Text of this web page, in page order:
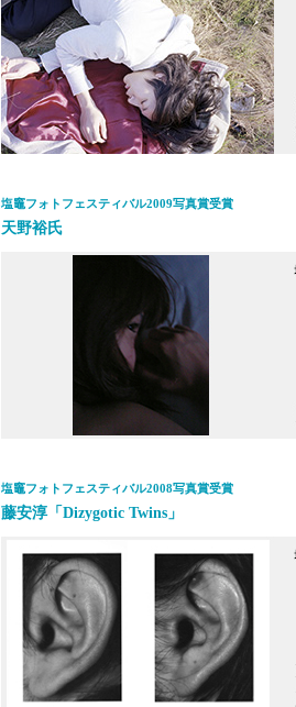
塩竈フォトフェスティバル2009写真賞受賞
天野裕氏
塩竈フォトフェスティバル2008写真賞受賞
藤安淳「Dizygotic Twins」